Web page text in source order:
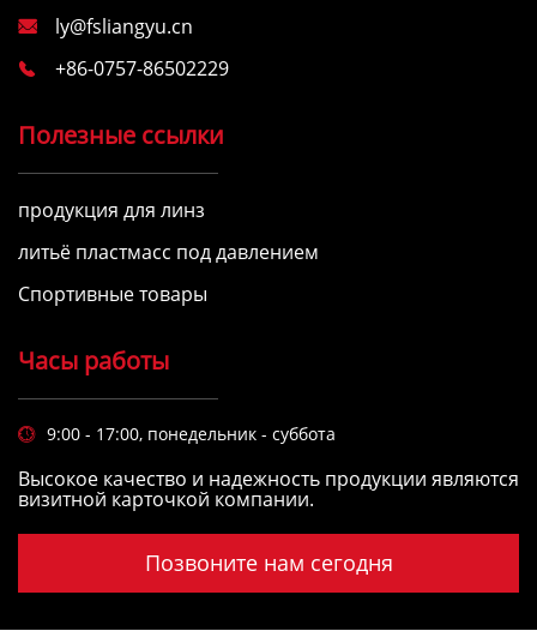
 ly@fsliangyu.cn
 +86-0757-86502229
Полезные ссылки
продукция для линз
литьё пластмасс под давлением
Спортивные товары
Часы работы
 9:00 - 17:00, понедельник - суббота
Высокое качество и надежность продукции являются
визитной карточкой компании.
Позвоните нам сегодня